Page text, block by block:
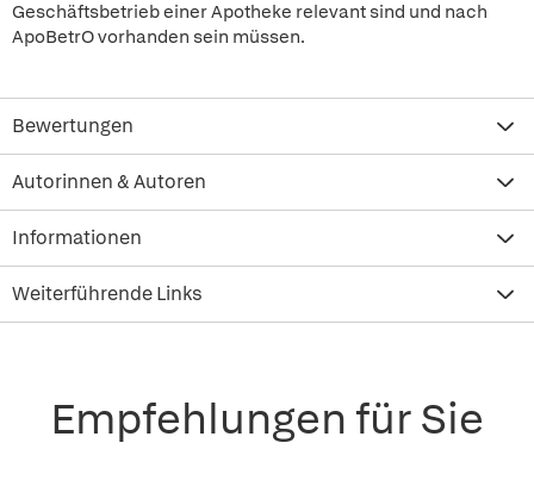
Geschäftsbetrieb einer Apotheke relevant sind und nach
ApoBetrO vorhanden sein müssen.
Bewertungen
Autorinnen & Autoren
Informationen
Weiterführende Links
Empfehlungen für Sie